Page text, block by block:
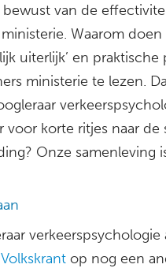
van de
Waarom
uiterlijk’ en
ministerie te lezen.
voor korte ritjes naar
Onze samenleving
Volkskrant op nog een